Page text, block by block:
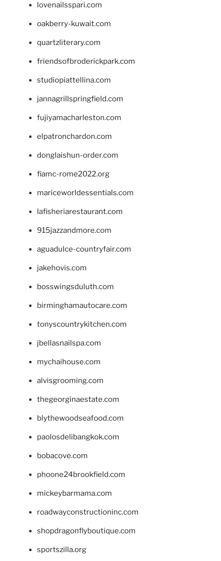
lovenailsspari.com
oakberry-kuwait.com
quartzliterary.com
friendsofbroderickpark.com
studiopiattellina.com
jannagrillspringfield.com
fujiyamacharleston.com
elpatronchardon.com
donglaishun-order.com
fiamc-rome2022.org
mariceworldessentials.com
lafisheriarestaurant.com
915jazzandmore.com
aguadulce-countryfair.com
jakehovis.com
bosswingsduluth.com
birminghamautocare.com
tonyscountrykitchen.com
jbellasnailspa.com
mychaihouse.com
alvisgrooming.com
thegeorginaestate.com
blythewoodseafood.com
paolosdelibangkok.com
bobacove.com
phoone24brookfield.com
mickeybarmama.com
roadwayconstructioninc.com
shopdragonflyboutique.com
sportszilla.org